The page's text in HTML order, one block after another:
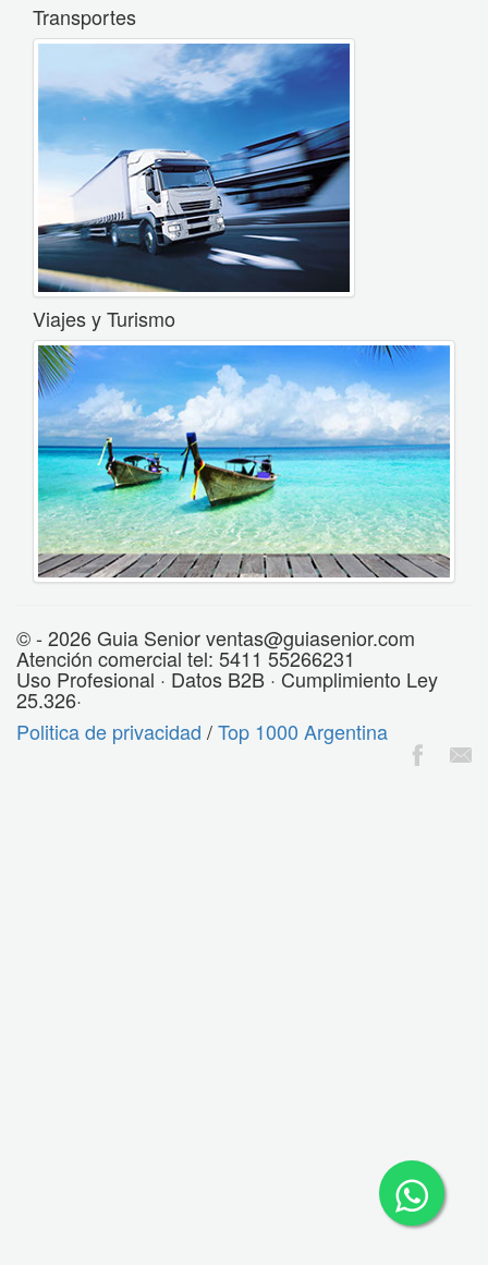
Transportes
Viajes y Turismo
© - 2026 Guia Senior ventas@guiasenior.com
Atención comercial tel: 5411 55266231
Uso Profesional · Datos B2B · Cumplimiento Ley
25.326·
Politica de privacidad /Top 1000 Argentina